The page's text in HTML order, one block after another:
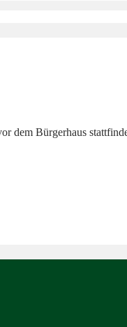
dem Bürgerhaus